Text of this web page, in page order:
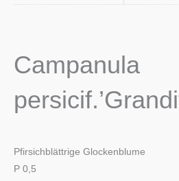
Campanula
Pfirsichblättrige Glockenblume
P 0,5